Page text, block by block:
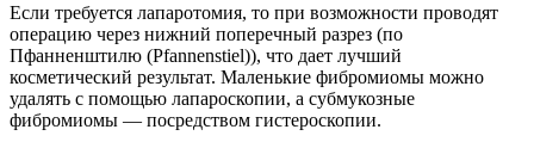
Если требуется лапаротомия, то при возможности проводят
операцию через нижний поперечный разрез (по
Пфанненштилю (Pfannenstiel)), что дает лучший
косметический результат. Маленькие фибромиомы можно
удалять с помощью лапароскопии, а субмукозные
фибромиомы — посредством гистероскопии.